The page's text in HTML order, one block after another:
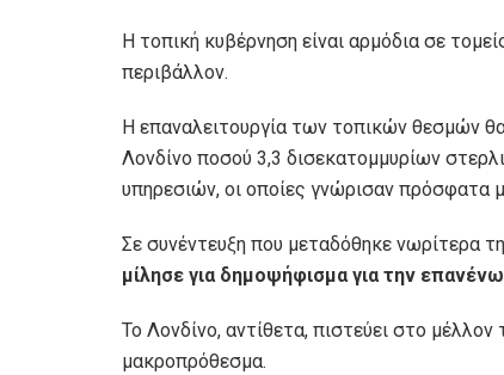
Η τοπική κυβέρνηση είναι αρμόδια σε
περιβάλλον.
Η επαναλειτουργία των τοπικών θεσμών
Λονδίνο ποσού 3,3 δισεκατομμυρίων
υπηρεσιών, οι οποίες γνώρισαν πρόσφατα
Σε συνέντευξη που μεταδόθηκε νωρίτερα
μίλησε για δημοψήφισμα για την
Το Λονδίνο, αντίθετα, πιστεύει στο
μακροπρόθεσμα.